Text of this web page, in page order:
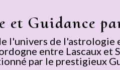
et Guidance
l'univers de l'astrologie
entre Lascaux et
par le prestigieux